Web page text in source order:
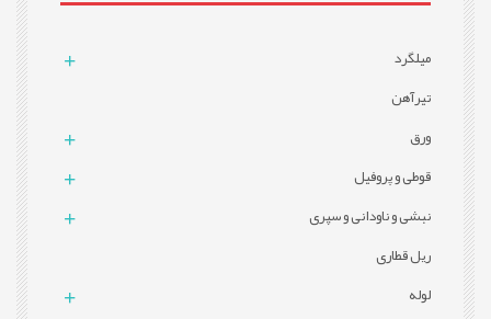
میلگرد
تيرآهن
ورق
قوطی و پروفيل
نبشی و ناودانی و سپری
ریل قطاری
لوله